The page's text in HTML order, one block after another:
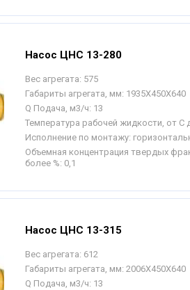
Насос ЦНС 13-280
Вес агрегата: 575
Габариты агрегата, мм: 1935Х450Х640
Q Подача, м3/ч: 13
Температура рабочей жидкости, от С
Исполнение по монтажу:
Объемная концентрация твердых
более %: 0,1
Насос ЦНС 13-315
Вес агрегата: 612
Габариты агрегата, мм: 2006Х450Х640
Q Подача, м3/ч: 13